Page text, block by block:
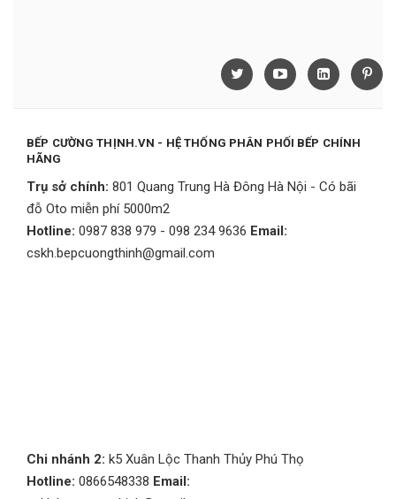
BẾP CƯỜNG THỊNH.VN - HỆ THỐNG PHÂN PHỐI BẾP CHÍNH
HÃNG
Trụ sở chính: 801 Quang Trung Hà Đông Hà Nội - Có bãi
đỗ Oto miễn phí 5000m2
Hotline: 0987 838 979 - 098 234 9636 Email:
cskh.bepcuongthinh@gmail.com
Chi nhánh 2: k5 Xuân Lộc Thanh Thủy Phú Thọ
Hotline: 0866548338 Email: